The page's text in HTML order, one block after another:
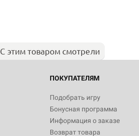
С этим товаром смотрели
ПОКУПАТЕЛЯМ
Подобрать игру
Бонусная программа
Информация о заказе
Возврат товара